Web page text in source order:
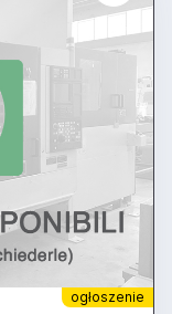
ogłoszenie